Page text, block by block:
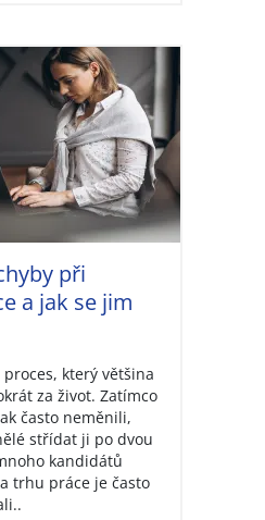
při
a jak se jim
který většina
za život. Zatímco
často neměnili,
střídat ji po dvou
kandidátů
trhu práce je často